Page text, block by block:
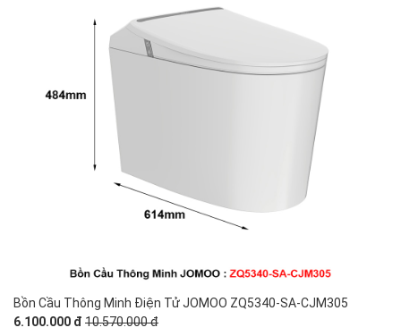
Bồn Cầu Thông Minh Điện Tử JOMOO ZQ5340-SA-CJM305
6.100.000 đ 10.570.000 đ